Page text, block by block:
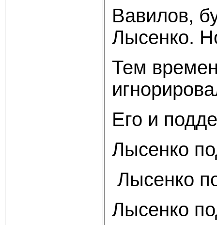
Вавилов,
Лысенко.
Тем
Его и
Лысенко
Лысенко
Лысенко